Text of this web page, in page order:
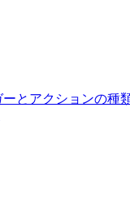
ーとアクションの種